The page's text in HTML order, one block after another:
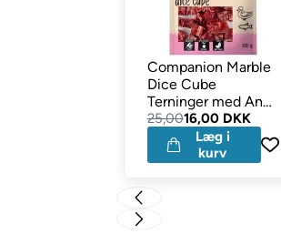
Companion Marble
Dice Cube
Terninger med And
& Torsk 80g
25,0016,00 DKK
Læg i
kurv